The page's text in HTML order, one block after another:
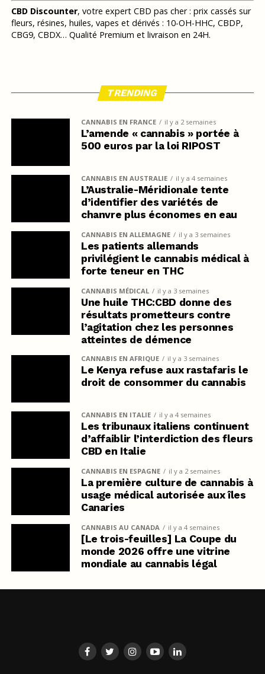
CBD Discounter, votre expert CBD pas cher : prix cassés sur
fleurs, résines, huiles, vapes et dérivés : 10-OH-HHC, CBDP,
CBG9, CBDX… Qualité Premium et livraison en 24H.
TRENDING
CANNABIS EN FRANCE il y a 2 semaines
L’amende « cannabis » portée à
500 euros par la loi RIPOST
CANNABIS EN AUSTRALIE il y a 4 semaines
L’Australie-Méridionale tente
d’identifier des variétés de
chanvre plus économes en eau
CANNABIS EN ALLEMAGNE il y a 3 semaines
Les patients allemands
privilégient le cannabis médical à
forte teneur en THC
CANNABIS MÉDICAL il y a 3 semaines
Une huile THC:CBD donne des
résultats prometteurs contre
l’agitation chez les personnes
atteintes de démence
CANNABIS EN AFRIQUE il y a 3 semaines
Le Kenya refuse aux rastafaris le
droit de consommer du cannabis
CANNABIS EN ITALIE il y a 4 semaines
Les tribunaux italiens continuent
d’affaiblir l’interdiction des fleurs
CBD en Italie
CANNABIS EN ESPAGNE il y a 2 semaines
La première culture de cannabis à
usage médical autorisée aux îles
Canaries
CANNABIS AU CANADA il y a 4 semaines
[Le trois-feuilles] La Coupe du
monde 2026 offre une vitrine
mondiale au cannabis légal